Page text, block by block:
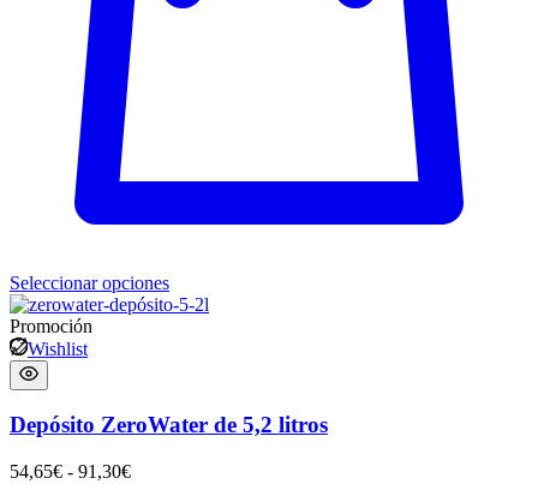
Seleccionar opciones
Promoción
Wishlist
Depósito ZeroWater de 5,2 litros
54,65€ - 91,30€